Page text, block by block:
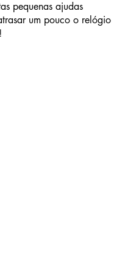
pequenas ajudas
um pouco o relógio